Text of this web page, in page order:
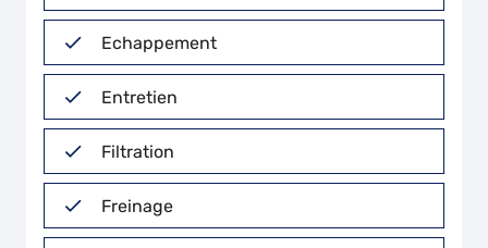
Echappement
Entretien
Filtration
Freinage